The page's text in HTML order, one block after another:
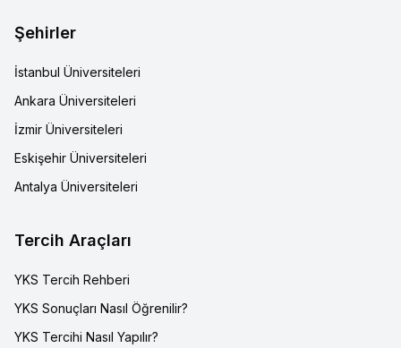
Şehirler
İstanbul Üniversiteleri
Ankara Üniversiteleri
İzmir Üniversiteleri
Eskişehir Üniversiteleri
Antalya Üniversiteleri
Tercih Araçları
YKS Tercih Rehberi
YKS Sonuçları Nasıl Öğrenilir?
YKS Tercihi Nasıl Yapılır?